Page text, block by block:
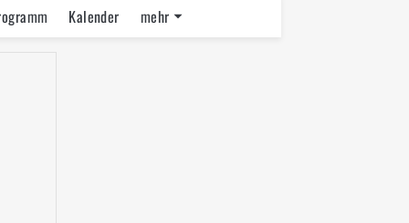
Kalender
mehr